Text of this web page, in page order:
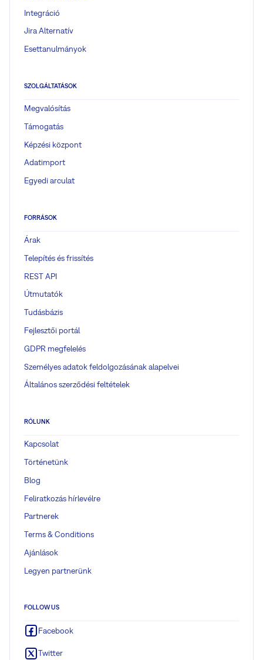
Integráció
Jira Alternatív
Esettanulmányok
SZOLGÁLTATÁSOK
Megvalósítás
Támogatás
Képzési központ
Adatimport
Egyedi arculat
FORRÁSOK
Árak
Telepítés és frissítés
REST API
Útmutatók
Tudásbázis
Fejlesztői portál
GDPR megfelelés
Személyes adatok feldolgozásának alapelvei
Általános szerződési feltételek
RÓLUNK
Kapcsolat
Történetünk
Blog
Feliratkozás hírlevélre
Partnerek
Terms & Conditions
Ajánlások
Legyen partnerünk
FOLLOW US
Facebook
Twitter